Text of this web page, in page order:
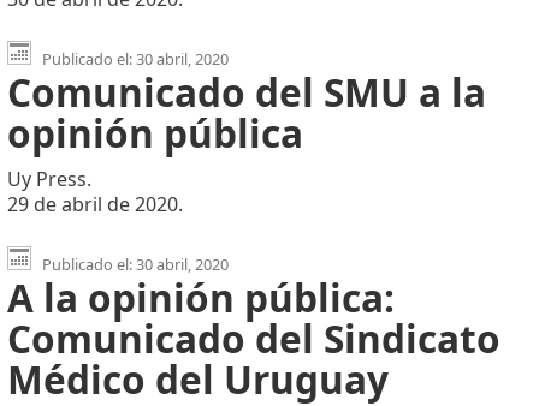
Publicado el: 30 abril, 2020
Comunicado del SMU a la
opinión pública
Uy Press.
29 de abril de 2020.
Publicado el: 30 abril, 2020
A la opinión pública:
Comunicado del Sindicato
Médico del Uruguay